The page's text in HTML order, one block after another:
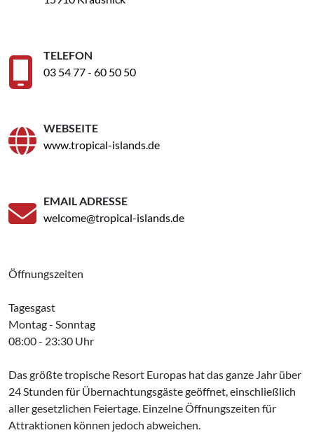
TELEFON
03 54 77 - 60 50 50
WEBSEITE
www.tropical-islands.de
EMAIL ADRESSE
welcome@tropical-islands.de
Öffnungszeiten
Tagesgast
Montag - Sonntag
08:00 - 23:30 Uhr
Das größte tropische Resort Europas hat das ganze Jahr über
24 Stunden für Übernachtungsgäste geöffnet, einschließlich
aller gesetzlichen Feiertage. Einzelne Öffnungszeiten für
Attraktionen können jedoch abweichen.